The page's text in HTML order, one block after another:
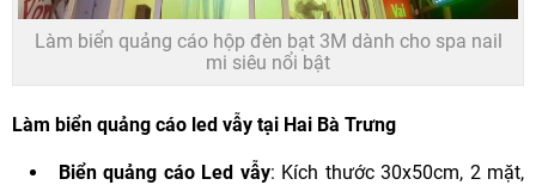
Làm biển quảng cáo hộp đèn bạt 3M dành cho spa nail
mi siêu nổi bật
Làm biển quảng cáo led vẫy tại Hai Bà Trưng
Biển quảng cáo Led vẫy: Kích thước 30x50cm, 2 mặt,